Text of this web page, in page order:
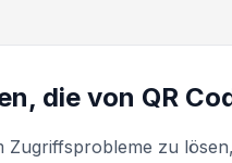
die von QR
Zugriffsprobleme zu